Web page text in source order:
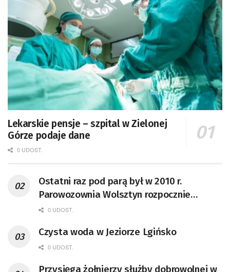
Lekarskie pensje – szpital w Zielonej
Górze podaje dane
0 UDOST.
Ostatni raz pod parą był w 2010 r.
Parowozownia Wolsztyn rozpocznie
remont unikatowego Tr5-65
0 UDOST.
Czysta woda w Jeziorze Lgińsko
0 UDOST.
Przysięga żołnierzy służby dobrowolnej w